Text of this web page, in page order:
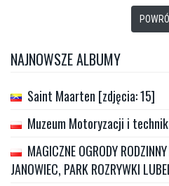
NAJNOWSZE ALBUMY
Saint Maarten [zdjęcia: 15]
Muzeum Motoryzacji i
MAGICZNE OGRODY
JANOWIEC, PARK ROZRYWKI